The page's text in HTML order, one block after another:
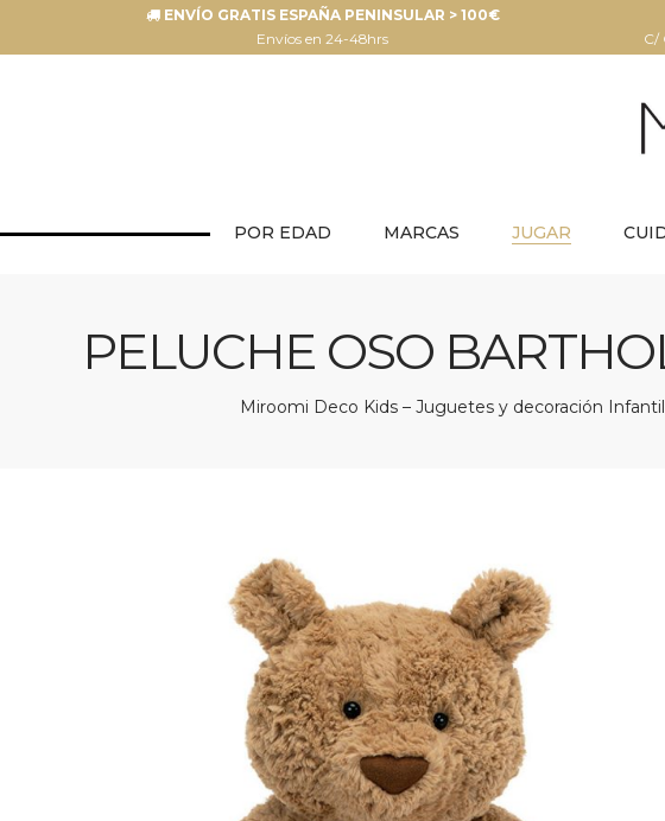
ENVÍO GRATIS ESPAÑA PENINSULAR > 100€
Envíos en 24-48hrs
C/
POR EDAD MARCAS JUGAR
PELUCHE OSO
Miroomi Deco Kids – Juguetes y decoración Infantil